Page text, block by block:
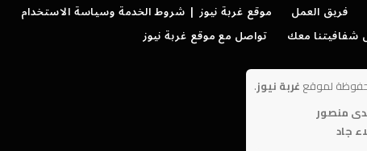
فريق العمل
موقع غربة نيوز | شروط الخدمة وسياسة الاستخدام
شفافيتنا معك
تواصل مع موقع غربة نيوز
لموقع غربة نيوز.
منصور
جاد